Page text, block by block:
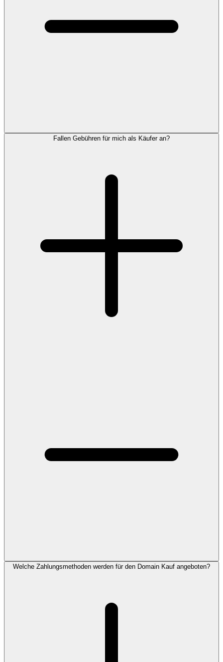
Fallen Gebühren für mich als Käufer an?
Welche Zahlungsmethoden werden für den Domain Kauf angeboten?